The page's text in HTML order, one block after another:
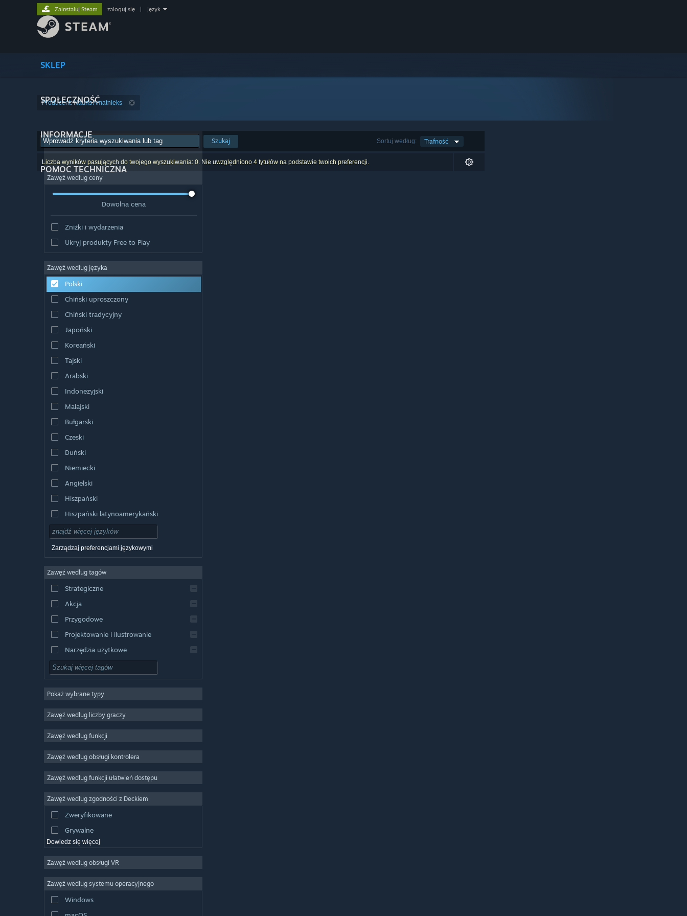
SKLEP
SPOŁECZNOŚĆ
INFORMACJE
POMOC TECHNICZNA
Zainstaluj Steam zaloguj się język
Producent: Nauris Amatnieks
Sortuj według: Trafność
Szukaj
Liczba wyników pasujących do twojego wyszukiwania: 0. Nie uwzględniono 4 tytułów na podstawie twoich preferencji.
Zawęź według ceny
Dowolna cena
Zniżki i wydarzenia
Ukryj produkty Free to Play
Zawęź według języka
Polski
Chiński uproszczony
Chiński tradycyjny
Japoński
Koreański
Tajski
Arabski
Indonezyjski
Malajski
Bułgarski
Czeski
Duński
Niemiecki
Angielski
Hiszpański
Hiszpański latynoamerykański
Zarządzaj preferencjami językowymi
Zawęź według tagów
Strategiczne
Akcja
Przygodowe
Projektowanie i ilustrowanie
Narzędzia użytkowe
Free to Play
MMO
Niezależne
Rekreacyjne
Symulatory
Obróbka filmów
Obróbka zdjęć
Pokaż wybrane typy
Zawęź według liczby graczy
Zawęź według funkcji
Zawęź według obsługi kontrolera
Zawęź według funkcji ułatwień dostępu
Zawęź według zgodności z Deckiem
Zweryfikowane
Grywalne
Dowiedz się więcej
Zawęź według obsługi VR
Zawęź według systemu operacyjnego
Windows